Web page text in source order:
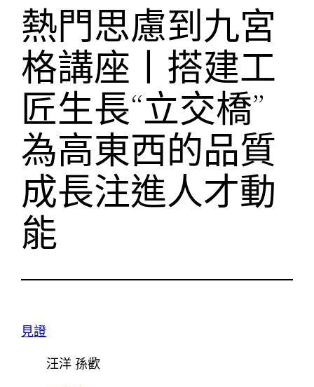
熱門思慮到九宮
格講座丨搭建工
匠生長“立交橋”
為高東西的品質
成長注進人才動
能
見證
汪洋 孫歡